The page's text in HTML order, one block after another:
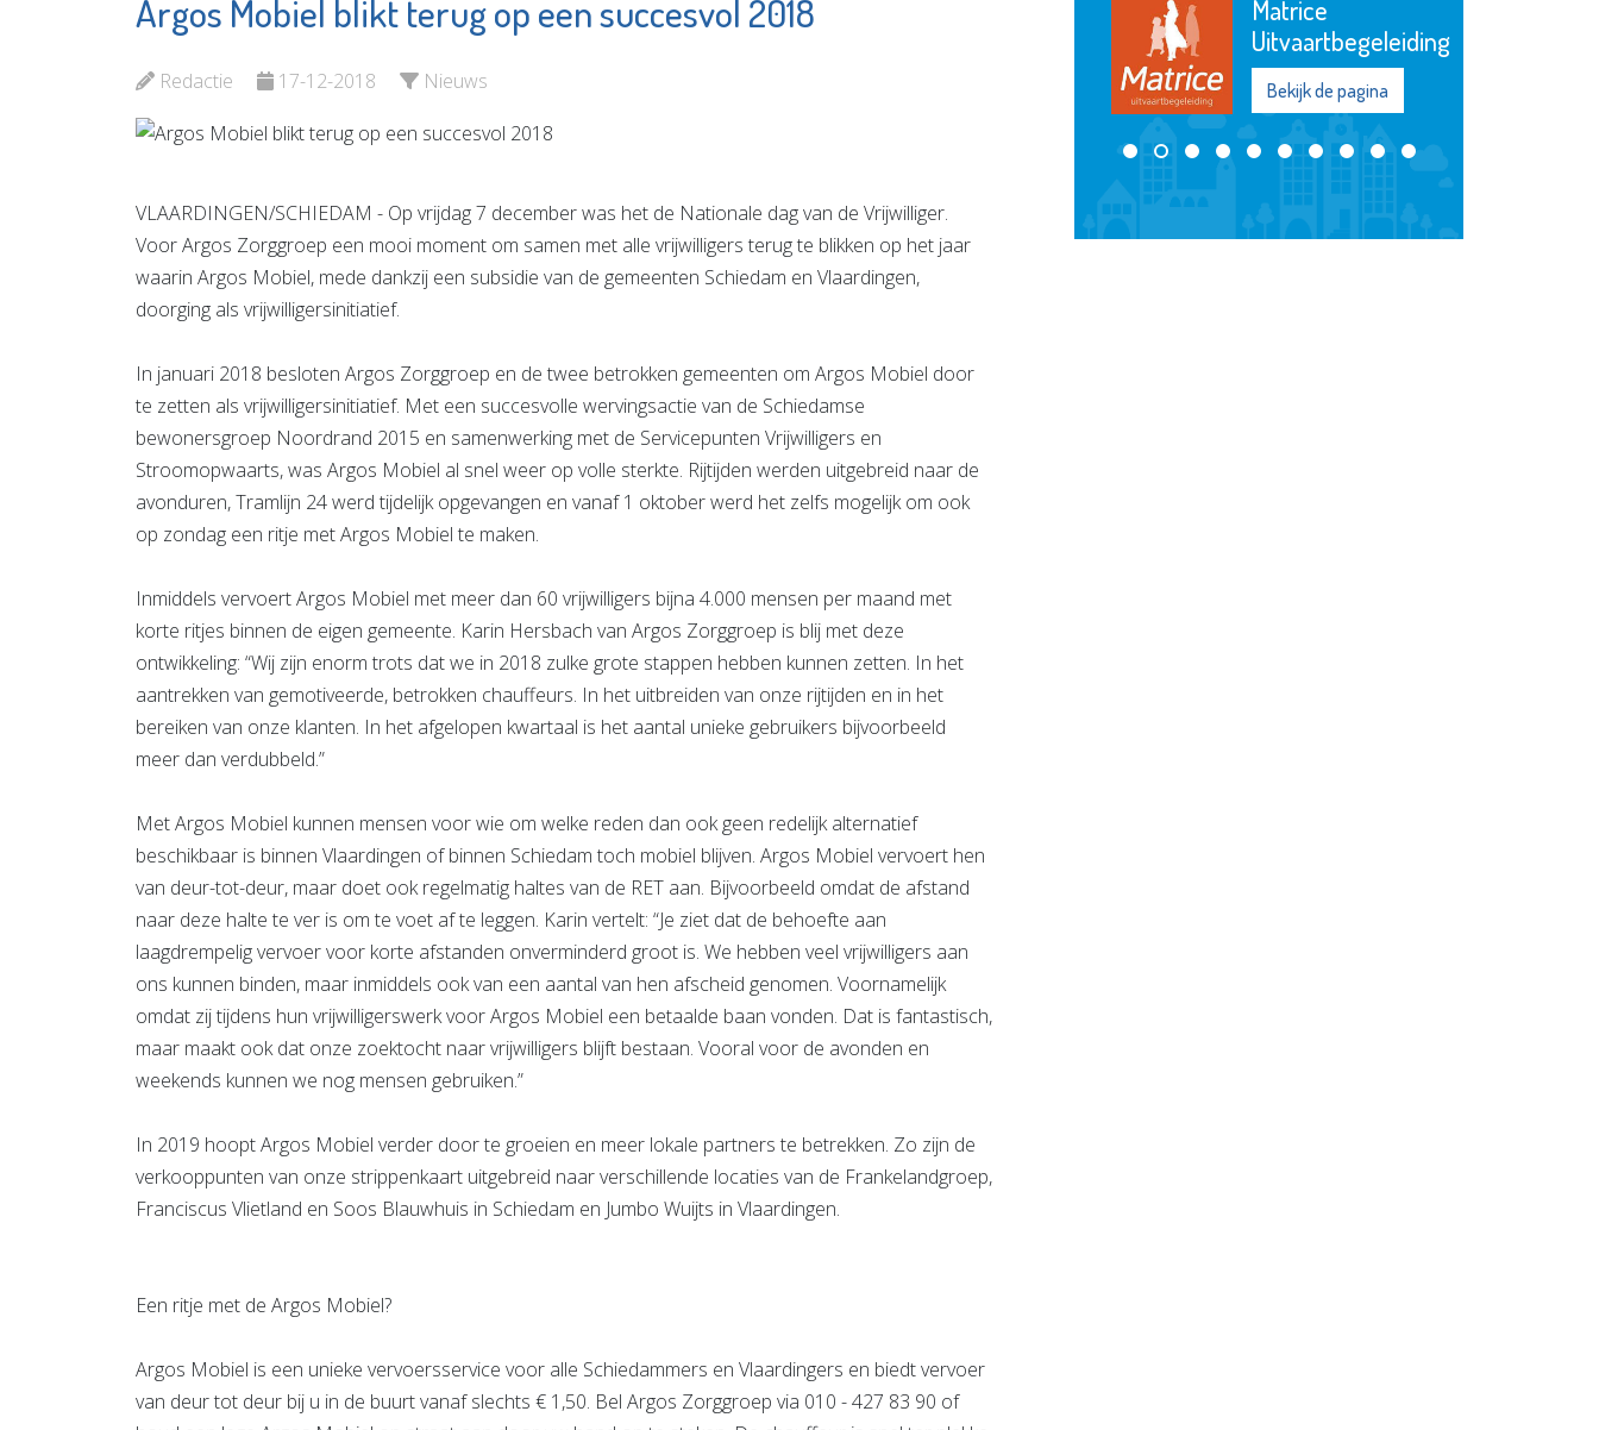
Argos Mobiel blikt terug op een succesvol 2018
Redactie 17-12-2018 Nieuws
VLAARDINGEN/SCHIEDAM - Op vrijdag 7 december was het de Nationale dag van de Vrijwilliger.
Voor Argos Zorggroep een mooi moment om samen met alle vrijwilligers terug te blikken op het jaar
waarin Argos Mobiel, mede dankzij een subsidie van de gemeenten Schiedam en Vlaardingen,
doorging als vrijwilligersinitiatief.
In januari 2018 besloten Argos Zorggroep en de twee betrokken gemeenten om Argos Mobiel door
te zetten als vrijwilligersinitiatief. Met een succesvolle wervingsactie van de Schiedamse
bewonersgroep Noordrand 2015 en samenwerking met de Servicepunten Vrijwilligers en
Stroomopwaarts, was Argos Mobiel al snel weer op volle sterkte. Rijtijden werden uitgebreid naar de
avonduren, Tramlijn 24 werd tijdelijk opgevangen en vanaf 1 oktober werd het zelfs mogelijk om ook
op zondag een ritje met Argos Mobiel te maken.
Inmiddels vervoert Argos Mobiel met meer dan 60 vrijwilligers bijna 4.000 mensen per maand met
korte ritjes binnen de eigen gemeente. Karin Hersbach van Argos Zorggroep is blij met deze
ontwikkeling: “Wij zijn enorm trots dat we in 2018 zulke grote stappen hebben kunnen zetten. In het
aantrekken van gemotiveerde, betrokken chauffeurs. In het uitbreiden van onze rijtijden en in het
bereiken van onze klanten. In het afgelopen kwartaal is het aantal unieke gebruikers bijvoorbeeld
meer dan verdubbeld.”
Met Argos Mobiel kunnen mensen voor wie om welke reden dan ook geen redelijk alternatief
beschikbaar is binnen Vlaardingen of binnen Schiedam toch mobiel blijven. Argos Mobiel vervoert hen
van deur-tot-deur, maar doet ook regelmatig haltes van de RET aan. Bijvoorbeeld omdat de afstand
naar deze halte te ver is om te voet af te leggen. Karin vertelt: “Je ziet dat de behoefte aan
laagdrempelig vervoer voor korte afstanden onverminderd groot is. We hebben veel vrijwilligers aan
ons kunnen binden, maar inmiddels ook van een aantal van hen afscheid genomen. Voornamelijk
omdat zij tijdens hun vrijwilligerswerk voor Argos Mobiel een betaalde baan vonden. Dat is fantastisch,
maar maakt ook dat onze zoektocht naar vrijwilligers blijft bestaan. Vooral voor de avonden en
weekends kunnen we nog mensen gebruiken.”
In 2019 hoopt Argos Mobiel verder door te groeien en meer lokale partners te betrekken. Zo zijn de
verkooppunten van onze strippenkaart uitgebreid naar verschillende locaties van de Frankelandgroep,
Franciscus Vlietland en Soos Blauwhuis in Schiedam en Jumbo Wuijts in Vlaardingen.
Een ritje met de Argos Mobiel?
Argos Mobiel is een unieke vervoersservice voor alle Schiedammers en Vlaardingers en biedt vervoer
van deur tot deur bij u in de buurt vanaf slechts € 1,50. Bel Argos Zorggroep via 010 - 427 83 90 of
YETS Foundation
Bekijk de pagina
Vlaardingse
Openbare
Scholengroep
Bekijk de pagina
Matrice
Uitvaartbegeleiding
Bekijk de pagina